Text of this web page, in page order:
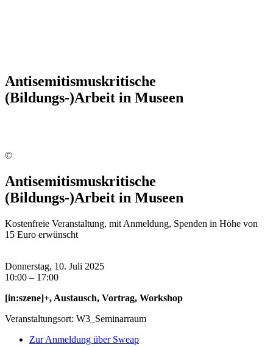
Antisemitismuskritische
(Bildungs-)Arbeit in Museen
©
Antisemitismuskritische
(Bildungs-)Arbeit in Museen
Kostenfreie Veranstaltung, mit Anmeldung, Spenden in Höhe von
15 Euro erwünscht
Donnerstag, 10. Juli 2025
10:00 – 17:00
[in:szene]+, Austausch, Vortrag, Workshop
Veranstaltungsort: W3_Seminarraum
Zur Anmeldung über Sweap